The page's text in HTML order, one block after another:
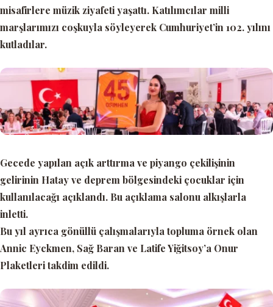
misafirlere müzik ziyafeti yaşattı. Katılımcılar milli
marşlarımızı coşkuyla söyleyerek Cumhuriyet’in 102. yılını
kutladılar.
Gecede yapılan açık arttırma ve piyango çekilişinin
gelirinin Hatay ve deprem bölgesindeki çocuklar için
kullanılacağı açıklandı. Bu açıklama salonu alkışlarla
inletti.
Bu yıl ayrıca gönüllü çalışmalarıyla topluma örnek olan
Annic Eyckmen, Sağ Baran ve Latife Yiğitsoy’a Onur
Plaketleri takdim edildi.